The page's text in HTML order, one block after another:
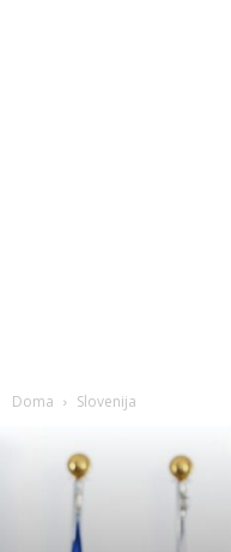
Doma Slovenija